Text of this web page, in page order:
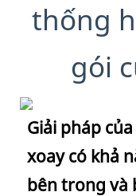
thống
gói
Giải pháp
xoay có khả
bên trong và